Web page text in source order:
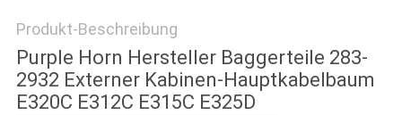
Produkt-Beschreibung
Purple Horn Hersteller Baggerteile 283-
2932 Externer Kabinen-Hauptkabelbaum
E320C E312C E315C E325D